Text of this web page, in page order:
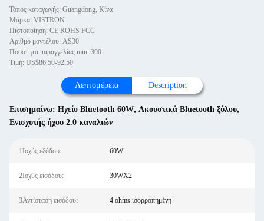
Τόπος καταγωγής: Guangdong, Κίνα
Μάρκα: VISTRON
Πιστοποίηση: CE ROHS FCC
Αριθμό μοντέλου: AS30
Ποσότητα παραγγελίας min: 300
Τιμή: US$86.50-92.50
Λεπτομέρεια Description
Επισημαίνω: Ηχείο Bluetooth 60W, Ακουστικά Bluetooth ξύλου,
Ενισχυτής ήχου 2.0 καναλιών
1Ισχύς εξόδου: 60W
2Ισχύς εισόδου: 30WX2
3Αντίσταση εισόδου: 4 ohms ισορροπημένη